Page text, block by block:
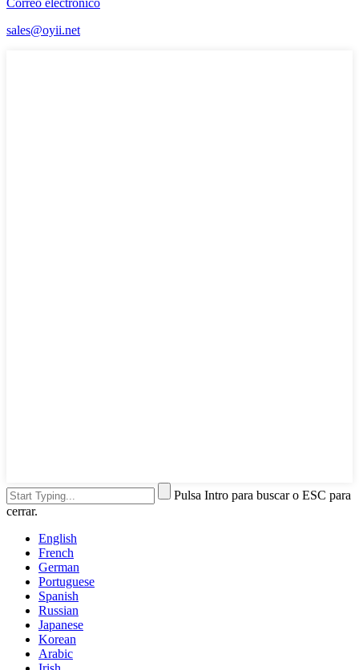
sales@oyii.net
Pulsa Intro para buscar o ESC para
cerrar.
English
French
German
Portuguese
Spanish
Russian
Japanese
Korean
Arabic